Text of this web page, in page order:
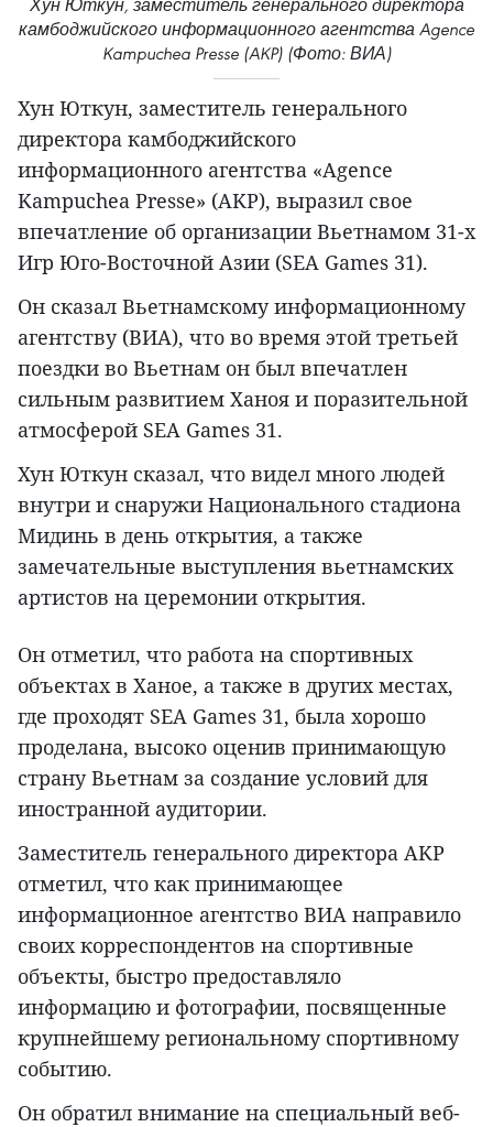
Хун Юткун, заместитель генерального директора
камбоджийского информационного агентства Agence
Kampuchea Presse (AKP) (Фото: ВИА)
Хун Юткун, заместитель генерального
директора камбоджийского
информационного агентства «Agence
Kampuchea Presse» (AKP), выразил свое
впечатление об организации Вьетнамом 31-х
Игр Юго-Восточной Азии (SEA Games 31).
Он сказал Вьетнамскому информационному
агентству (ВИА), что во время этой третьей
поездки во Вьетнам он был впечатлен
сильным развитием Ханоя и поразительной
атмосферой SEA Games 31.
Хун Юткун сказал, что видел много людей
внутри и снаружи Национального стадиона
Мидинь в день открытия, а также
замечательные выступления вьетнамских
артистов на церемонии открытия.
Он отметил, что работа на спортивных
объектах в Ханое, а также в других местах,
где проходят SEA Games 31, была хорошо
проделана, высоко оценив принимающую
страну Вьетнам за создание условий для
иностранной аудитории.
Заместитель генерального директора AKP
отметил, что как принимающее
информационное агентство ВИА направило
своих корреспондентов на спортивные
объекты, быстро предоставляло
информацию и фотографии, посвященные
крупнейшему региональному спортивному
событию.
Он обратил внимание на специальный веб-